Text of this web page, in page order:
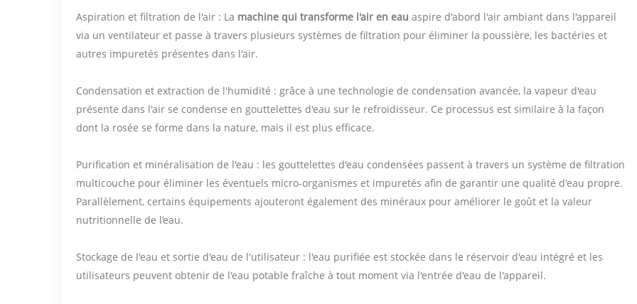
Aspiration et filtration de l'air : La machine qui transforme l'air en eau aspire d'abord l'air ambiant dans l'appareil
via un ventilateur et passe à travers plusieurs systèmes de filtration pour éliminer la poussière, les bactéries et
autres impuretés présentes dans l'air.
Condensation et extraction de l'humidité : grâce à une technologie de condensation avancée, la vapeur d'eau
présente dans l'air se condense en gouttelettes d'eau sur le refroidisseur. Ce processus est similaire à la façon
dont la rosée se forme dans la nature, mais il est plus efficace.
Purification et minéralisation de l'eau : les gouttelettes d'eau condensées passent à travers un système de filtration
multicouche pour éliminer les éventuels micro-organismes et impuretés afin de garantir une qualité d'eau propre.
Parallèlement, certains équipements ajouteront également des minéraux pour améliorer le goût et la valeur
nutritionnelle de l’eau.
Stockage de l'eau et sortie d'eau de l'utilisateur : l'eau purifiée est stockée dans le réservoir d'eau intégré et les
utilisateurs peuvent obtenir de l'eau potable fraîche à tout moment via l'entrée d'eau de l'appareil.